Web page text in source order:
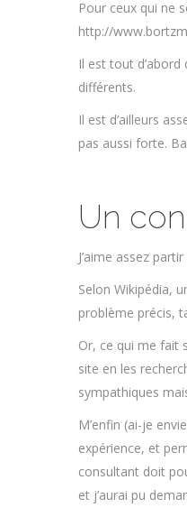
Pour ceux qui ne
http://
Il est tout
différents.
Il est d’ailleurs
pas aussi forte.
Un
J’aime assez
Selon Wikipédia,
problème précis,
Or, ce qui me fait
site en les
sympathiques
M’enfin (ai-je
expérience, et
consultant doit
et j’aurai pu